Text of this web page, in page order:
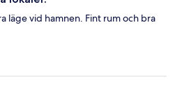
läge vid hamnen. Fint rum och bra